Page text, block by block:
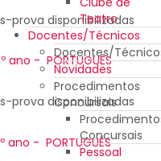
Teatro
Docentes/Técnicos
Docentes/
Novidades
Procedimentos
Concursais
Concursais
Pessoal
prova disponibilizadas
- PORTUGUÊS
prova disponibilizadas
- PORTUGUÊS